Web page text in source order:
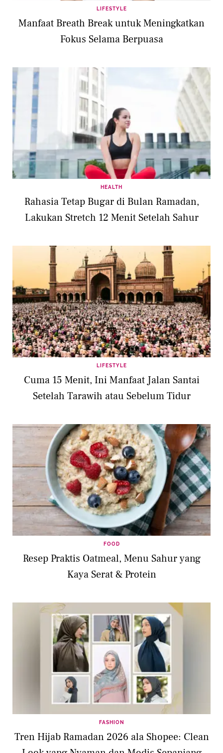
LIFESTYLE
Manfaat Breath Break untuk Meningkatkan
Fokus Selama Berpuasa
HEALTH
Rahasia Tetap Bugar di Bulan Ramadan,
Lakukan Stretch 12 Menit Setelah Sahur
LIFESTYLE
Cuma 15 Menit, Ini Manfaat Jalan Santai
Setelah Tarawih atau Sebelum Tidur
FOOD
Resep Praktis Oatmeal, Menu Sahur yang
Kaya Serat & Protein
FASHION
Tren Hijab Ramadan 2026 ala Shopee: Clean